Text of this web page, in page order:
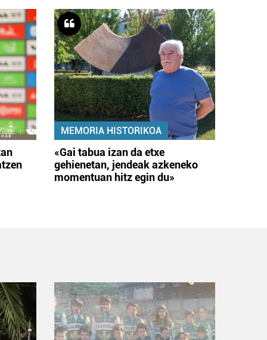
MEMORIA HISTORIKOA
«Gai tabua izan da etxe
gehienetan, jendeak azkeneko
momentuan hitz egin du»